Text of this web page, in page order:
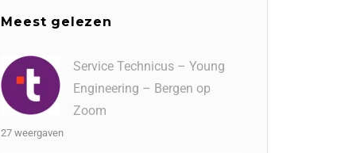
Meest gelezen
Service Technicus – Young
Engineering – Bergen op
Zoom
27 weergaven